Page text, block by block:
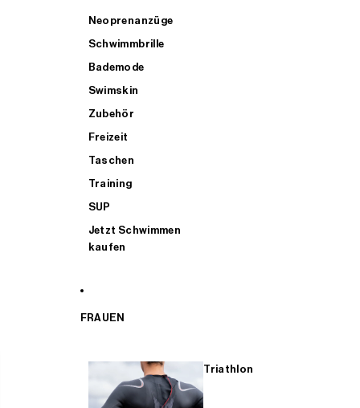
Neoprenanzüge
Schwimmbrille
Bademode
Swimskin
Zubehör
Freizeit
Taschen
Training
SUP
Jetzt Schwimmen
kaufen
FRAUEN
Triathlon